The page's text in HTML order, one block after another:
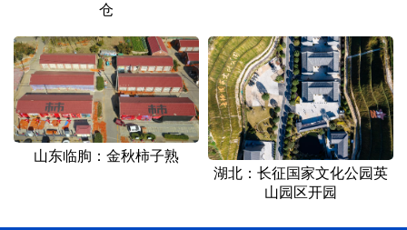
仓
山东临朐：金秋柿子熟
湖北：长征国家文化公园英
山园区开园